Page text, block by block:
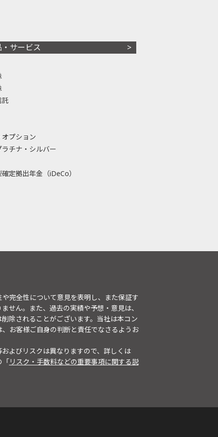
・サービス
託
プション
ラチナ・シルバー
定拠出年金（iDeCo）
完全性について意見を表明し、また保証す
せん。また、過去の実績や予想・意見は、
除されることがございます。当社は本コン
お客様ご自身の判断と責任でなさるようお
よびリスクは異なりますので、詳しくは
「リスク・手数料などの重要事項に関する説